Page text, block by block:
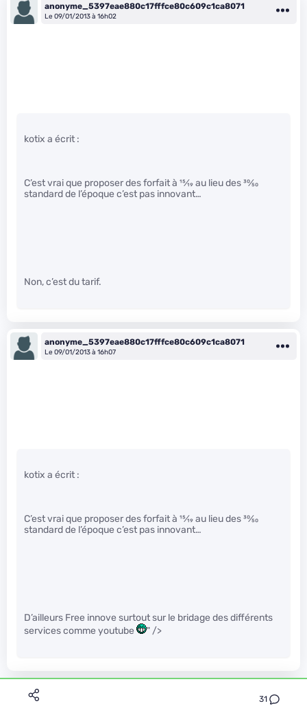
31
anonyme_5397eae880c17fffce80c609c1ca8071
Le 09/01/2013 à 16h02
kotix a écrit :
C’est vrai que proposer des forfait à 15⁄19au lieu des30⁄50
standard de l’époque c’est pas innovant…
Non, c’est du tarif.
anonyme_5397eae880c17fffce80c609c1ca8071
Le 09/01/2013 à 16h07
kotix a écrit :
C’est vrai que proposer des forfait à 15⁄19au lieu des30⁄50
standard de l’époque c’est pas innovant…
D’ailleurs Free innove surtout sur le bridage des différents
services comme youtube
" />